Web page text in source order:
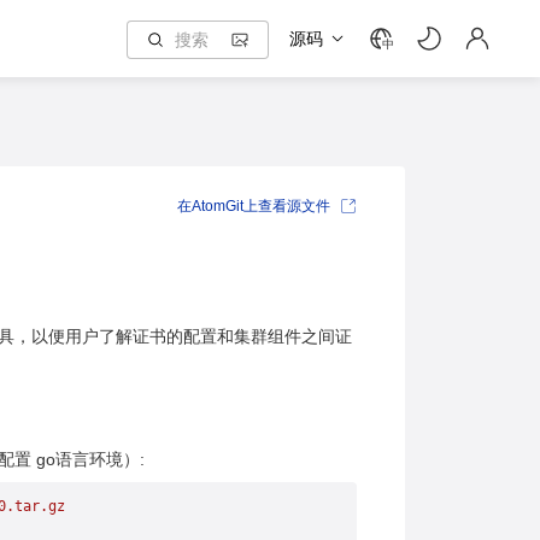
源码 中
，以便用户了解证书的配置和集群组件之间证
置 go语言环境）:
在AtomGit上查看源文件